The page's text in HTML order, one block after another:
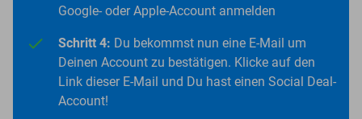
Google- oder Apple-Account anmelden
Schritt 4: Du bekommst nun eine E-Mail um
Deinen Account zu bestätigen. Klicke auf den
Link dieser E-Mail und Du hast einen Social Deal-
Account!